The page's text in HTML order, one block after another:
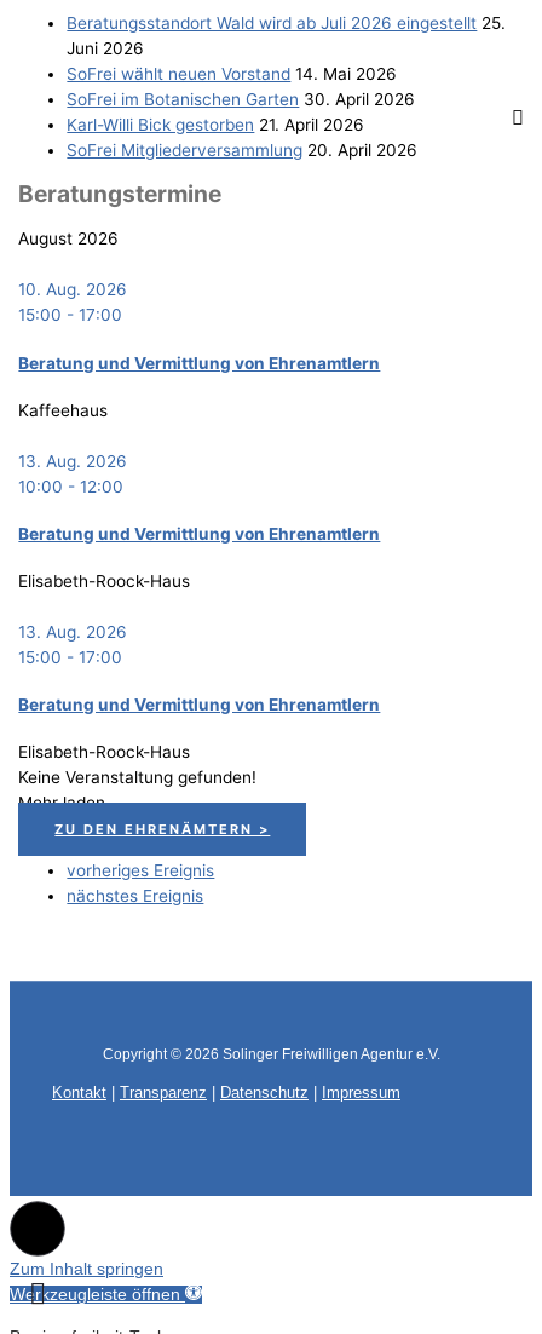
Bera­tungs­stand­ort Wald wird ab Juli 2026 eingestellt 25.
Juni 2026
SoFrei wählt neu­en Vorstand 14. Mai 2026
SoFrei im Bota­ni­schen Garten 30. April 2026
Karl-Wil­li Bick gestorben 21. April 2026
SoFrei Mit­glie­der­ver­samm­lung 20. April 2026
Bera­tungs­ter­mi­ne
August 2026
10. Aug. 2026
15:00 -17:00
Bera­tung und Ver­mitt­lung von Ehrenamtlern
Kaffeehaus
13. Aug. 2026
10:00 -12:00
Bera­tung und Ver­mitt­lung von Ehrenamtlern
Elisabeth-Roock-Haus
13. Aug. 2026
15:00 -17:00
Bera­tung und Ver­mitt­lung von Ehrenamtlern
Elisabeth-Roock-Haus
Keine Veranstaltung gefunden!
Mehr laden
ZU DEN EHRENÄMTERN >
vorheriges Ereignis
nächstes Ereignis
Copyright © 2026 Solinger Freiwilligen Agentur e.V.
Kontakt Transparenz Datenschutz Impressum
Zum Inhalt springen
Werkzeugleiste öffnen